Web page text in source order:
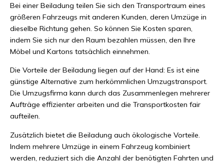
Bei einer Beiladung teilen Sie sich den Transportraum eines
größeren Fahrzeugs mit anderen Kunden, deren Umzüge in
dieselbe Richtung gehen. So können Sie Kosten sparen,
indem Sie sich nur den Raum bezahlen müssen, den Ihre
Möbel und Kartons tatsächlich einnehmen.
Die Vorteile der Beiladung liegen auf der Hand: Es ist eine
günstige Alternative zum herkömmlichen Umzugstransport.
Die Umzugsfirma kann durch das Zusammenlegen mehrerer
Aufträge effizienter arbeiten und die Transportkosten fair
aufteilen.
Zusätzlich bietet die Beiladung auch ökologische Vorteile.
Indem mehrere Umzüge in einem Fahrzeug kombiniert
werden, reduziert sich die Anzahl der benötigten Fahrten und